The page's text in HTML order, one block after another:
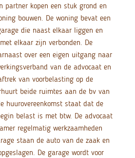
partner kopen een stuk grond en
bouwen. De woning bevat een
die naast elkaar liggen en
elkaar zijn verbonden. De
over een eigen uitgang naar
van de advocaat en
van voorbelasting op de
beide ruimtes aan de bv van
huurovereenkomst staat dat de
belast is met btw. De advocaat
regelmatig werkzaamheden
staan de auto van de zaak en
De garage wordt voor